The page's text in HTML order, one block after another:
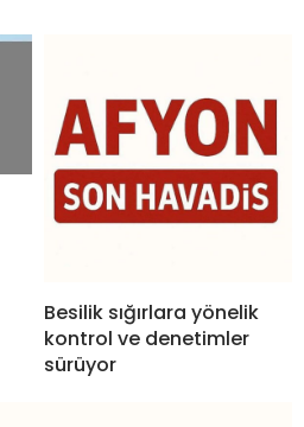
Besilik sığırlara yönelik
kontrol ve denetimler
sürüyor